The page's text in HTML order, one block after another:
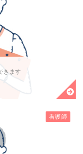
きます
看護師